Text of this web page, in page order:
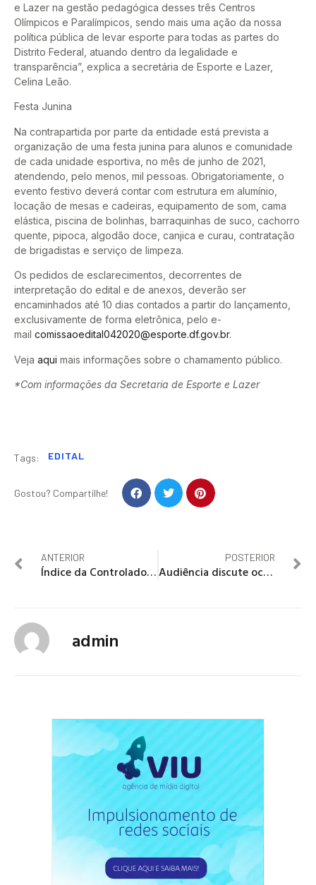
e Lazer na gestão pedagógica desses três Centros
Olímpicos e Paralímpicos, sendo mais uma ação da nossa
política pública de levar esporte para todas as partes do
Distrito Federal, atuando dentro da legalidade e
transparência”, explica a secretária de Esporte e Lazer,
Celina Leão.
Festa Junina
Na contrapartida por parte da entidade está prevista a
organização de uma festa junina para alunos e comunidade
de cada unidade esportiva, no mês de junho de 2021,
atendendo, pelo menos, mil pessoas. Obrigatoriamente, o
evento festivo deverá contar com estrutura em alumínio,
locação de mesas e cadeiras, equipamento de som, cama
elástica, piscina de bolinhas, barraquinhas de suco, cachorro
quente, pipoca, algodão doce, canjica e curau, contratação
de brigadistas e serviço de limpeza.
Os pedidos de esclarecimentos, decorrentes de
interpretação do edital e de anexos, deverão ser
encaminhados até 10 dias contados a partir do lançamento,
exclusivamente de forma eletrônica, pelo e-
mail comissaoedital042020@esporte.df.gov.br.
Veja aqui mais informações sobre o chamamento público.
*Com informações da Secretaria de Esporte e Lazer
Tags: EDITAL
Gostou? Compartilhe!
ANTERIOR
Índice da Controladoria-Geral mostra um GDF cada vez mais transparente
POSTERIOR
Audiência discute ocupação de áreas públicas pelo comércio no Guará
admin